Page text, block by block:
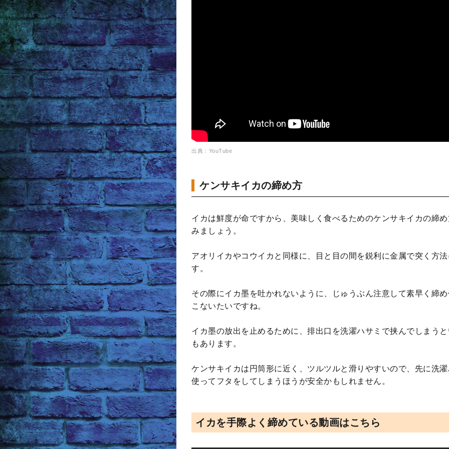
出典：YouTube
ケンサキイカの締め方
イカは鮮度が命ですから、美味しく食べるためのケンサキイカの締
みましょう。
アオリイカやコウイカと同様に、目と目の間を鋭利に金属で突く方
す。
その際にイカ墨を吐かれないように、じゅうぶん注意して素早く締
こないたいですね。
イカ墨の放出を止めるために、排出口を洗濯ハサミで挟んでしまう
もあります。
ケンサキイカは円筒形に近く、ツルツルと滑りやすいので、先に洗
使ってフタをしてしまうほうが安全かもしれません。
イカを手際よく締めている動画はこちら